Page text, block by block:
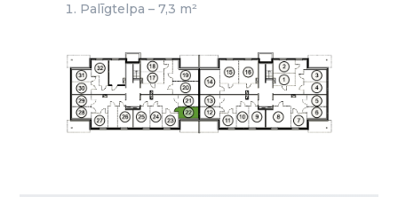
Palīgtelpa – 7,3 m²